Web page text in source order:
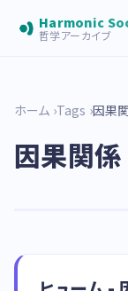
Harmonic
哲学アーカイブ
ホーム Tags 因果
因果関係